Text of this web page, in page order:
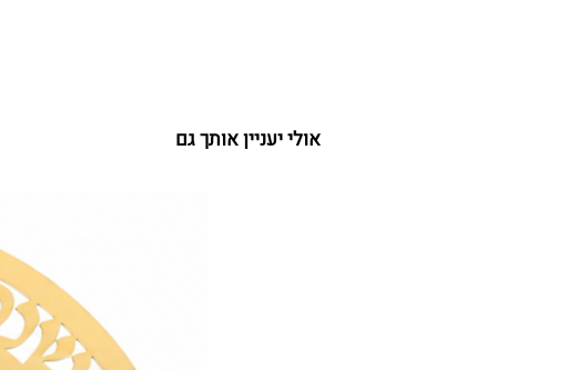
אולי יעניין אותך גם